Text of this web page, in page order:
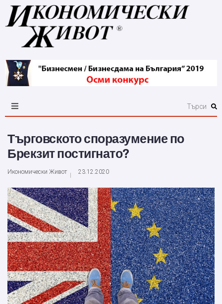
Търговското споразумение по
Брекзит постигнато?
Икономически Живот 23.12.2020